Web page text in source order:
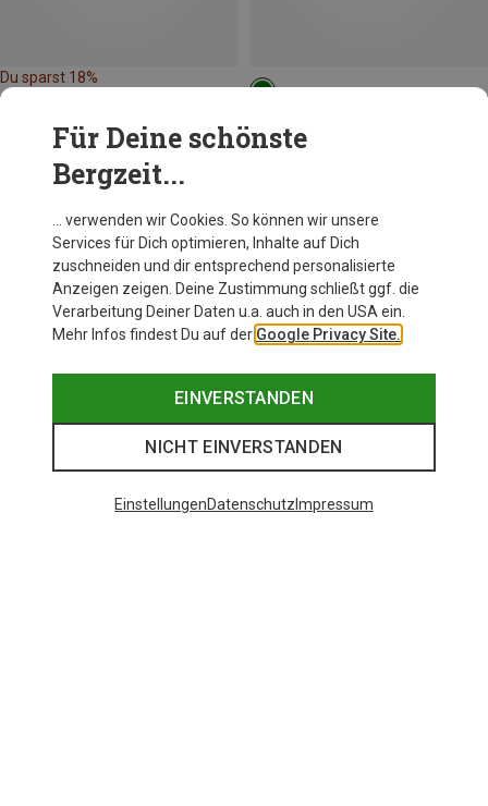
Du sparst 18%
Robens
Voyager 3 Exp Zelt
Andere Kunden kauften auch
Für Deine schönste
Bergzeit...
… verwenden wir Cookies. So können wir unsere
Services für Dich optimieren, Inhalte auf Dich
zuschneiden und dir entsprechend personalisierte
Anzeigen zeigen. Deine Zustimmung schließt ggf. die
Verarbeitung Deiner Daten u.a. auch in den USA ein.
Mehr Infos findest Du auf der Google Privacy Site.
EINVERSTANDEN
NICHT EINVERSTANDEN
EinstellungenDatenschutz Impressum